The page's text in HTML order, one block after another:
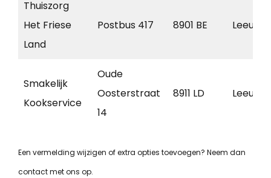
Thuiszorg
Het Friese
Land
Postbus 417 8901 BE
Smakelijk
Kookservice
Oude
Oosterstraat
14
8911 LD
Een vermelding wijzigen of extra opties toevoegen? Neem dan
contact met ons op.